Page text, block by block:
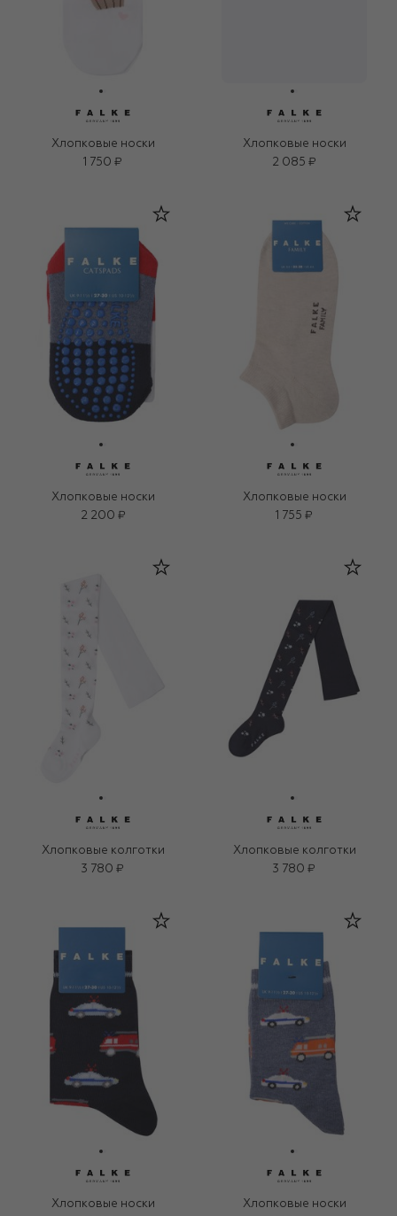
Хлопковые носки
1 750 ₽
Хлопковые носки
2 085 ₽
Хлопковые носки
2 200 ₽
Хлопковые носки
1 755 ₽
Хлопковые колготки
3 780 ₽
Хлопковые колготки
3 780 ₽
Хлопковые носки
Хлопковые носки